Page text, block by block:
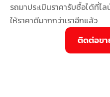
รถมาประเมินราคารับซื้อได้ที่ไ
ให้ราคาดีมากกว่าเราอีกแล้ว
ติดต่อขา